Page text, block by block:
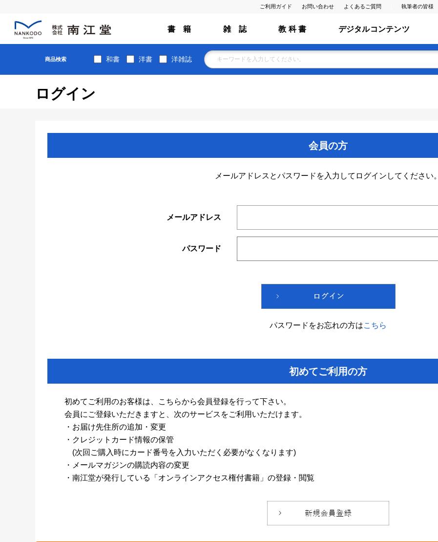
ご利用ガイド お問い合わせ よくあるご質問 執筆者の皆様
書 籍 雑 誌 教 科 書 デジタルコンテンツ
商品検索 和書 洋書 洋雑誌
ログイン
会員の方
メールアドレスとパスワードを入力してログインしてください。
メールアドレス
パスワード
パスワードをお忘れの方はこちら
初めてご利用の方
初めてご利用のお客様は、こちらから会員登録を行って下さい。
会員にご登録いただきますと、次のサービスをご利用いただけます。
・お届け先住所の追加・変更
・クレジットカード情報の保管
(次回ご購入時にカード番号を入力いただく必要がなくなります)
・メールマガジンの購読内容の変更
・南江堂が発行している「オンラインアクセス権付書籍」の登録・閲覧